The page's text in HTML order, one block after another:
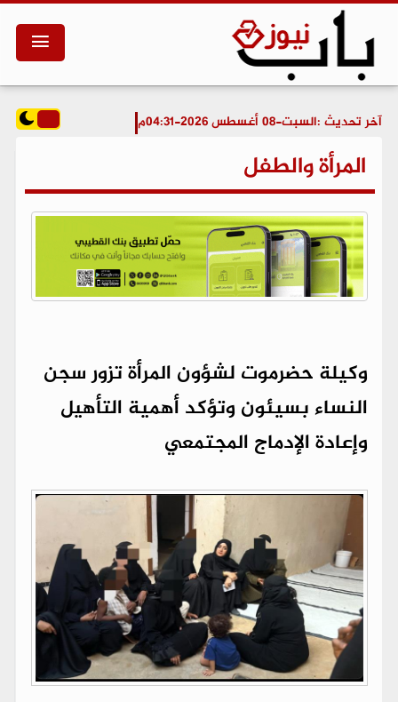
آخر تحديث :السبت-08 أغسطس 2026-04:31م
المرأة والطفل
وكيلة حضرموت لشؤون المرأة تزور سجن
النساء بسيئون وتؤكد أهمية التأهيل
وإعادة الإدماج المجتمعي